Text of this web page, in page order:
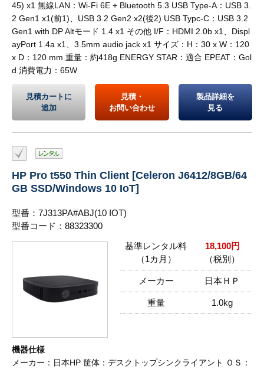
45) x1 無線LAN：Wi-Fi 6E + Bluetooth 5.3 USB Type-A：USB 3.
2 Gen1 x1(前1)、USB 3.2 Gen2 x2(後2) USB Typc-C：USB 3.2
Gen1 with DP Altモード 1.4 x1 その他 I/F：HDMI 2.0b x1、Displ
ayPort 1.4a x1、3.5mm audio jack x1 サイズ：H：30 x W：120
x D：120 mm 重量：約418g ENERGY STAR：適合 EPEAT：Gol
d 消費電力：65W
見積カートに
追加
見積・
お問い合わせ
製品詳細を
見る
HP Pro t550 Thin Client [Celeron J6412/8GB/64
GB SSD/Windows 10 IoT]
型番：7J313PA#ABJ(10 IOT)
型番コード：88323300
基準レンタル料
（1カ月）
18,100円
（税別）
メーカー 日本ＨＰ
重量 1.0kg
機器仕様
メーカー：日本HP 筐体：デスクトップシンクライアント ＯＳ：